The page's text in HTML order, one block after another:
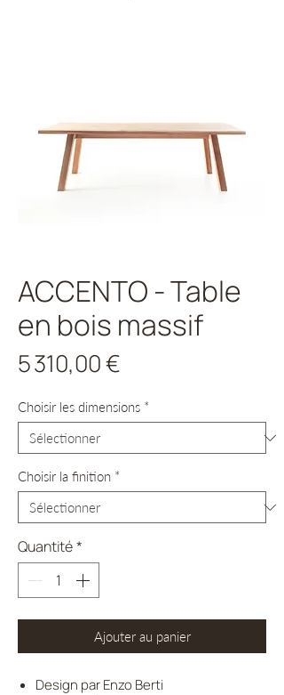
ACCENTO - Table
en bois massif
5 310,00 €
Choisir les dimensions *
Choisir la finition *
Quantité*
Ajouter au panier
Design par Enzo Berti